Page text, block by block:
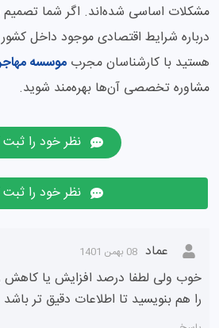
مشکلات اساسی شده‌اند. اگر شما تصمیم
درباره شرایط اقتصادی موجود داخل
هستید با کارشناسان مجرب موسسه
مشاوره تخصصی آن‌ها بهره‌مند شوید.
نظر خود را ثبت
نظر خود را ثبت
عماد 08 بهمن 1401
خوب ولی لطفا درصد افزایش یا کاهش
را هم بنویسید تا اطلاعات دقیق تر باشد